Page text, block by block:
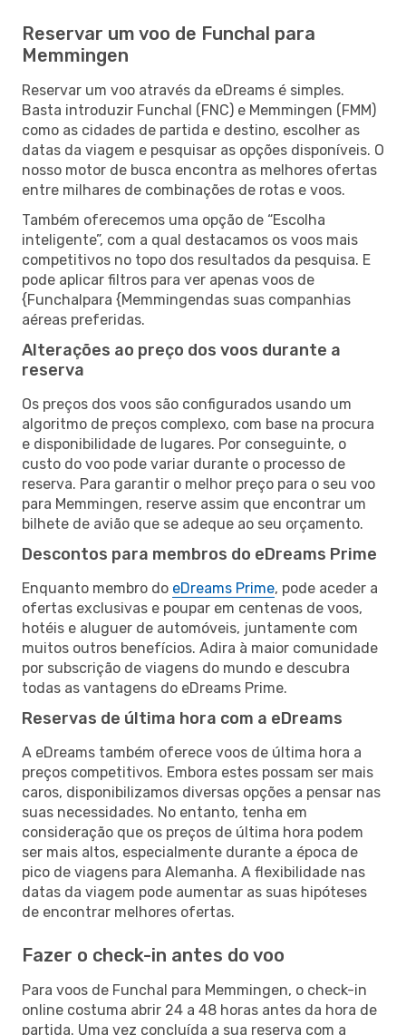
Reservar um voo de Funchal para
Memmingen
Reservar um voo através da eDreams é simples.
Basta introduzir Funchal (FNC) e Memmingen (FMM)
como as cidades de partida e destino, escolher as
datas da viagem e pesquisar as opções disponíveis. O
nosso motor de busca encontra as melhores ofertas
entre milhares de combinações de rotas e voos.
Também oferecemos uma opção de “Escolha
inteligente”, com a qual destacamos os voos mais
competitivos no topo dos resultados da pesquisa. E
pode aplicar filtros para ver apenas voos de
{Funchalpara {Memmingendas suas companhias
aéreas preferidas.
Alterações ao preço dos voos durante a
reserva
Os preços dos voos são configurados usando um
algoritmo de preços complexo, com base na procura
e disponibilidade de lugares. Por conseguinte, o
custo do voo pode variar durante o processo de
reserva. Para garantir o melhor preço para o seu voo
para Memmingen, reserve assim que encontrar um
bilhete de avião que se adeque ao seu orçamento.
Descontos para membros do eDreams Prime
Enquanto membro do eDreams Prime, pode aceder a
ofertas exclusivas e poupar em centenas de voos,
hotéis e aluguer de automóveis, juntamente com
muitos outros benefícios. Adira à maior comunidade
por subscrição de viagens do mundo e descubra
todas as vantagens do eDreams Prime.
Reservas de última hora com a eDreams
A eDreams também oferece voos de última hora a
preços competitivos. Embora estes possam ser mais
caros, disponibilizamos diversas opções a pensar nas
suas necessidades. No entanto, tenha em
consideração que os preços de última hora podem
ser mais altos, especialmente durante a época de
pico de viagens para Alemanha. A flexibilidade nas
datas da viagem pode aumentar as suas hipóteses
de encontrar melhores ofertas.
Fazer o check-in antes do voo
Para voos de Funchal para Memmingen, o check-in
online costuma abrir 24 a 48 horas antes da hora de
partida. Uma vez concluída a sua reserva com a